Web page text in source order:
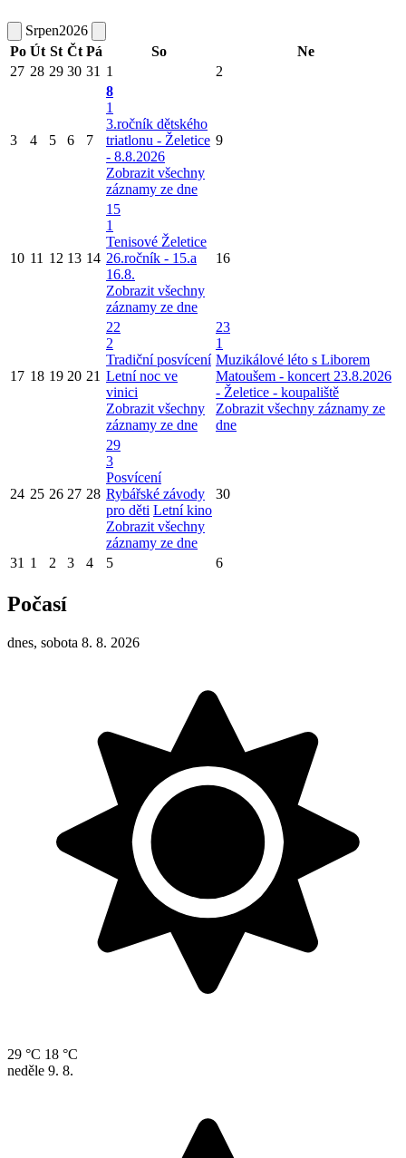
Srpen2026
Po Út St Čt Pá So
Ne
27 28 29 30 31 1 2
3 4 5 6 7
8
1
3.ročník dětského
triatlonu - Želetice
- 8.8.2026
Zobrazit všechny
záznamy ze dne
9
10 11 12 13 14
15
1
Tenisové Želetice
26.ročník - 15.a
16.8.
Zobrazit všechny
záznamy ze dne
16
17 18 19 20 21
22
2
Tradiční posvícení
Letní noc ve
vinici
Zobrazit všechny
záznamy ze dne
23
1
Muzikálové léto s Liborem
Matoušem - koncert 23.8.2026
- Želetice - koupaliště
Zobrazit všechny záznamy ze
dne
24 25 26 27 28
29
3
Posvícení
Rybářské závody
pro děti Letní kino
Zobrazit všechny
záznamy ze dne
30
31 1 2 3 4 5 6
Počasí
dnes, sobota 8. 8. 2026
29 °C 18 °C
neděle 9. 8.